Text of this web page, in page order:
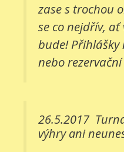
zase s trochou
se co nejdřív,
bude! Přihlášky
nebo rezervační
26.5.2017
výhry ani